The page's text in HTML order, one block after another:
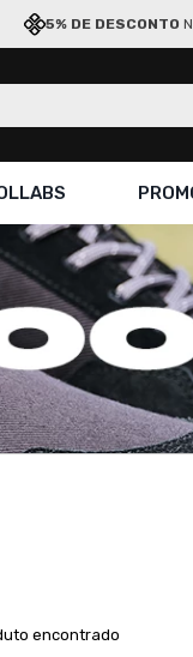
5% DE DESCONTO
encontrado